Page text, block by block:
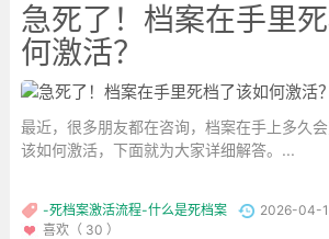
急死了！档案在手里
何激活？
最近，很多朋友都在咨询，档案在手上多久
该如何激活，下面就为大家详细解答。...
-死档案激活流程-什么是死档案
2026-04-
喜欢（ 30 ）